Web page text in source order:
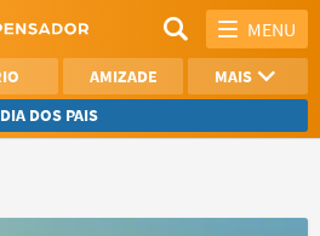
MENU
AMIZADE
MAIS
DIA DOS PAIS
OTIMISMO